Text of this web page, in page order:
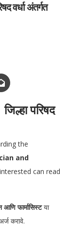
वर्धा अंतर्गत
परिषद
the
and
can read
फार्मासिस्टया
करावे.